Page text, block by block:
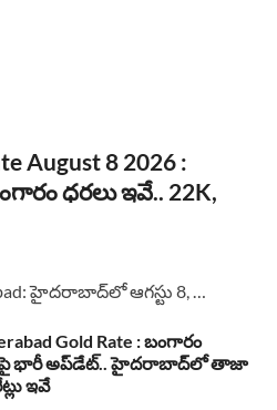
August 8 2026 :
ధరలు ఇవే.. 22K,
హైదరాబాద్‌లో ఆగస్టు 8, …
Gold Rate : బంగారం
భారీ అప్‌డేట్.. హైదరాబాద్‌లో తాజా
ఇవే